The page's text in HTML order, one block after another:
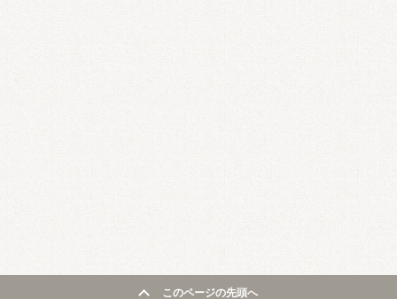
このページの先頭へ